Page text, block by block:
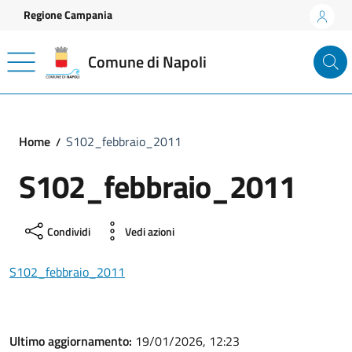
Vai ai contenuti
Vai al footer
Regione Campania
Comune di Napoli
Home S102_febbraio_2011
S102_febbraio_2011
Condividi Vedi azioni
S102_febbraio_2011
Ultimo aggiornamento: 19/01/2026, 12:23